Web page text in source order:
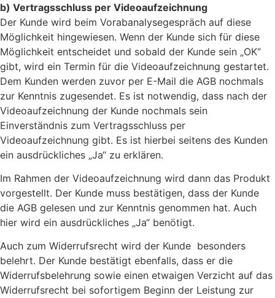
b) Vertragsschluss per Videoaufzeichnung
Der Kunde wird beim Vorabanalysegespräch auf diese
Möglichkeit hingewiesen. Wenn der Kunde sich für diese
Möglichkeit entscheidet und sobald der Kunde sein „OK“
gibt, wird ein Termin für die Videoaufzeichnung gestartet.
Dem Kunden werden zuvor per E-Mail die AGB nochmals
zur Kenntnis zugesendet. Es ist notwendig, dass nach der
Videoaufzeichnung der Kunde nochmals sein
Einverständnis zum Vertragsschluss per
Videoaufzeichnung gibt. Es ist hierbei seitens des Kunden
ein ausdrückliches „Ja“ zu erklären.
Im Rahmen der Videoaufzeichnung wird dann das Produkt
vorgestellt. Der Kunde muss bestätigen, dass der Kunde
die AGB gelesen und zur Kenntnis genommen hat. Auch
hier wird ein ausdrückliches „Ja“ benötigt.
Auch zum Widerrufsrecht wird der Kunde besonders
belehrt. Der Kunde bestätigt ebenfalls, dass er die
Widerrufsbelehrung sowie einen etwaigen Verzicht auf das
Widerrufsrecht bei sofortigem Beginn der Leistung zur